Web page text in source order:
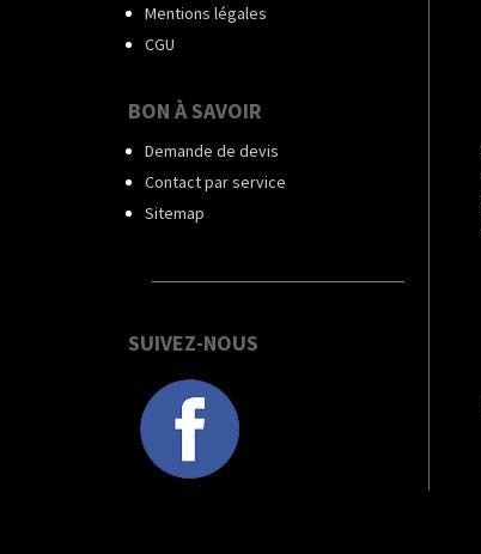
Mentions légales
CGU
BON À SAVOIR
Demande de devis
Contact par service
Sitemap
SUIVEZ-NOUS